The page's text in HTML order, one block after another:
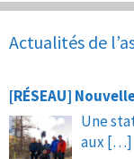
Actualités de
[RÉSEAU]
Une
aux […]